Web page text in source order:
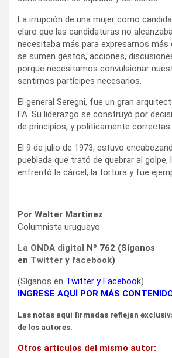
La irrupción de una mujer como
claro que las candidaturas no
necesitaba más para expresarnos más
se sumen gestos, acciones,
porque necesitamos convulsionar
sentirnos partícipes necesarios.
El general Seregni, fue un gran
FA. Su liderazgo se construyó por
de principios, y políticamente
El 9 de julio de 1973, estuvo
pueblada que trató de quebrar al golpe,
enfrentó la cárcel, la tortura y fue
Por Walter Martinez
Columnista uruguayo
La ONDA digital Nº 762 (Síganos
en Twitter y facebook)
(Síganos en Twitter yFacebook)
INGRESE AQUÍ POR MÁS
Las notas aquí firmadas reflejan
de los autores.
Otros artículos del mismo autor: